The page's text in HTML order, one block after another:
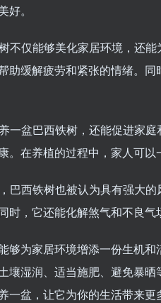
。
不仅能够美化家居环境，还
助缓解疲劳和紧张的情绪。
一盆巴西铁树，还能促进家
。在养植的过程中，家人可以
巴西铁树也被认为具有强大
时，它还能化解煞气和不良气
够为家居环境增添一份生机
壤湿润、适当施肥、避免暴
一盆，让它为你的生活带来更